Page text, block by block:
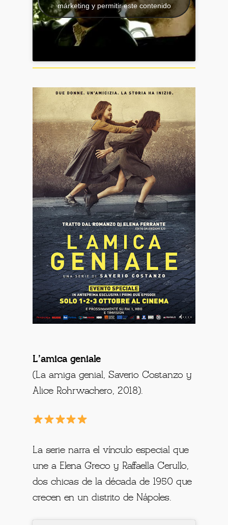
márketing y permitir este contenido
L’amica geniale
(La amiga genial, Saverio Costanzo y
Alice Rohrwachero, 2018).
La serie narra el vínculo especial que
une a Elena Greco y Raffaella Cerullo,
dos chicas de la década de 1950 que
crecen en un distrito de Nápoles.